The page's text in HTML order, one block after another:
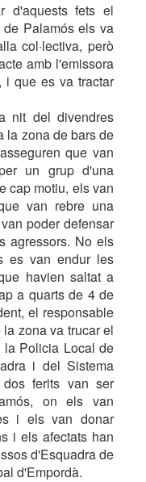
d'aquests fets el
Palamós els va
col·lectiva, però
amb l'emissora
i que es va tractar
nit del divendres
la zona de bars de
que van
un grup d'una
cap motiu, els van
van rebre una
poder defensar
agressors. No els
es van endur les
havien saltat a
a quarts de 4 de
el responsable
zona va trucar el
la Policia Local de
i del Sistema
dos ferits van ser
on els van
i els van donar
i els afectats han
d'Esquadra de
d'Empordà.